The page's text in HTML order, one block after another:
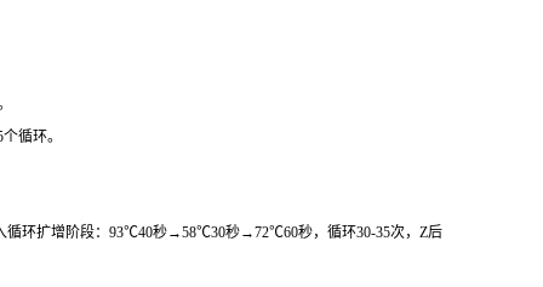
循环。
循环扩增阶段：93℃40秒→58℃30秒→72℃60秒，循环30-35次，Z后